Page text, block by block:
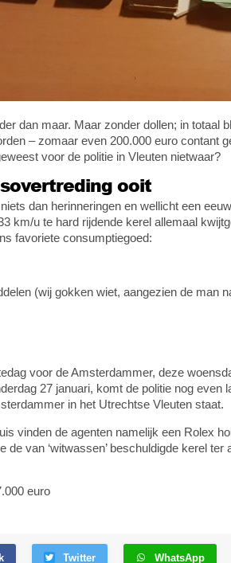
dan maar. Maar zonder dollen; in totaal
– zomaar even 200.000 euro contant
voor de politie in Vleuten nietwaar?
ooit
dan herinneringen en wellicht een
km/u te hard rijdende kerel allemaal
favoriete consumptiegoed:
(wij gokken wiet, aangezien de man
voor de Amsterdammer, deze
27 januari, komt de politie nog even
in het Utrechtse Vleuten staat.
vinden de agenten namelijk een Rolex
de van ‘witwassen’ beschuldigde kerel
euro
Twitter WhatsApp